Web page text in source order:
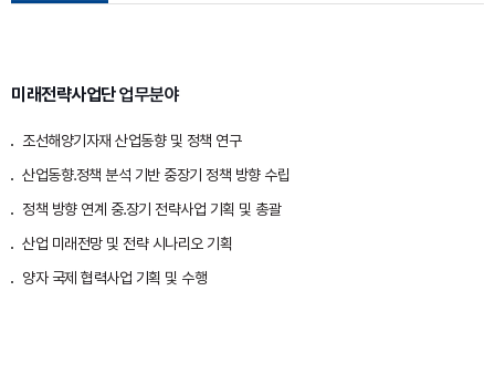
미래전략사업단업무분야
조선해양기자재 산업동향 및 정책 연구
산업동향․정책 분석 기반 중장기 정책 방향 수립
정책 방향 연계 중․장기 전략사업 기획 및 총괄
산업 미래전망 및 전략 시나리오 기획
양자 국제 협력사업 기획 및 수행